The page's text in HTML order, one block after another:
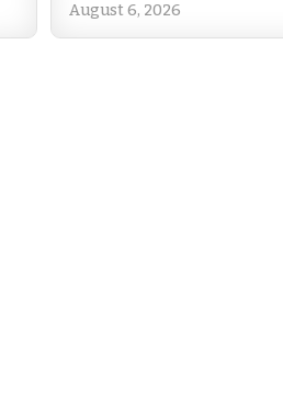
August 6, 2026